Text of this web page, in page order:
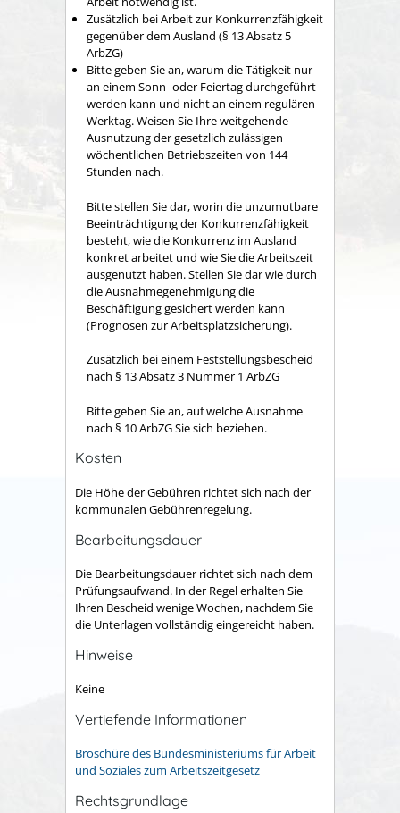
Zusätzlich beiArbeit zur Konkurrenzfähigkeit
gegenüber dem Ausland (§ 13 Absatz 5
ArbZG)
Bitte geben Sie an, warum die Tätigkeit nur
an einem Sonn- oder Feiertag durchgeführt
werden kann und nicht an einem regulären
Werktag. Weisen Sie Ihre weitgehende
Ausnutzung der gesetzlich zulässigen
wöchentlichen Betriebszeiten von 144
Stunden nach.
Bitte stellen Sie dar, worin die unzumutbare
Beeinträchtigung der Konkurrenzfähigkeit
besteht, wie die Konkurrenz im Ausland
konkret arbeitet und wie Sie die Arbeitszeit
ausgenutzt haben. Stellen Sie dar wie durch
die Ausnahmegenehmigung die
Beschäftigung gesichert werden kann
(Prognosen zur Arbeitsplatzsicherung).
Zusätzlich bei einem Feststellungsbescheid
nach § 13 Absatz 3 Nummer 1 ArbZG
Bitte geben Sie an, auf welche Ausnahme
nach § 10 ArbZG Sie sich beziehen.
Kosten
Die Höhe der Gebühren richtet sich nach der
kommunalen Gebührenregelung.
Bearbeitungsdauer
Die Bearbeitungsdauer richtet sich nach dem
Prüfungsaufwand. In der Regel erhalten Sie
Ihren Bescheid wenige Wochen, nachdem Sie
die Unterlagen vollständig eingereicht haben.
Hinweise
Keine
Vertiefende Informationen
Broschüre des Bundesministeriums für Arbeit
und Soziales zum Arbeitszeitgesetz
Rechtsgrundlage